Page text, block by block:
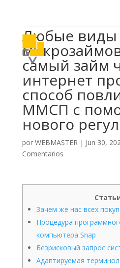
Любые виды
самый займ
интернет
способ
ММСП с
нового
por WEBMASTER| Jun 30,
Comentarios
Зачем же нас всех
Процедура
компьютера Snap
Безрисковый запрос
Адаптируемая